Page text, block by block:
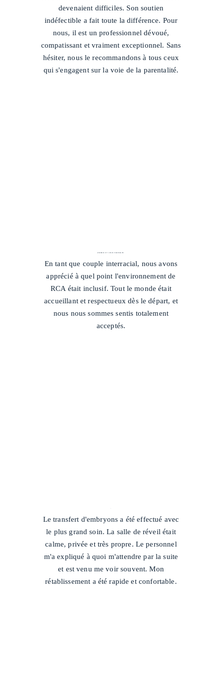
devenaient difficiles. Son soutien
indéfectible a fait toute la différence. Pour
nous, il est un professionnel dévoué,
compatissant et vraiment exceptionnel. Sans
hésiter, nous le recommandons à tous ceux
qui s'engagent sur la voie de la parentalité.
AMBER ET JOSH FRANKLIN
En tant que couple interracial, nous avons
apprécié à quel point l'environnement de
RCA était inclusif. Tout le monde était
accueillant et respectueux dès le départ, et
nous nous sommes sentis totalement
acceptés.
Le transfert d'embryons a été effectué avec
le plus grand soin. La salle de réveil était
calme, privée et très propre. Le personnel
m'a expliqué à quoi m'attendre par la suite
et est venu me voir souvent. Mon
rétablissement a été rapide et confortable.